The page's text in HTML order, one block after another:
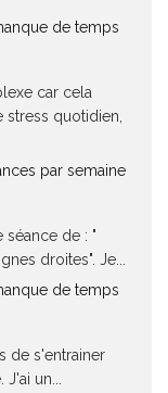
de temps
car cela
quotidien,
par semaine
de : "
droites". Je...
de temps
de s'entrainer
un...